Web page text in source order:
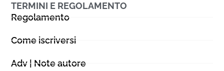
TERMINI E REGOLAMENTO
Regolamento
Come iscriversi
Adv | Note autore